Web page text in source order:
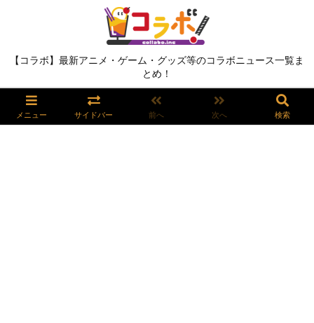
【コラボ】最新アニメ・ゲーム・グッズ等のコラボニュース一覧ま
とめ！
メニュー サイドバー 前へ 次へ 検索